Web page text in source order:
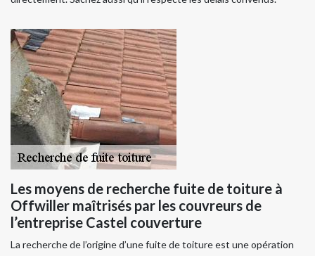
Les moyens de recherche fuite de toiture à
Offwiller maîtrisés par les couvreurs de
l’entreprise Castel couverture
La recherche de l’origine d’une fuite de toiture est une opération